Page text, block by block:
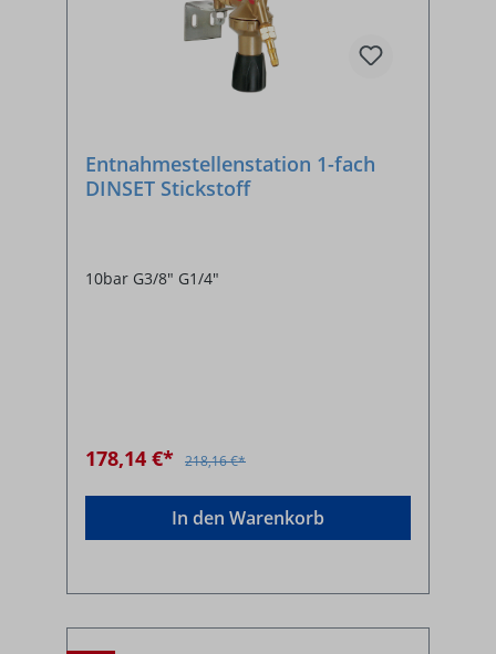
Entnahmestellenstation 1-fach
DINSET Stickstoff
10bar G3/8" G1/4"
178,14 €* 218,16 €*
In den Warenkorb